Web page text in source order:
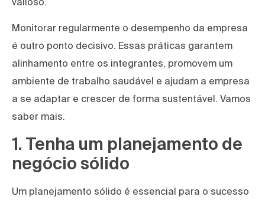
Monitorar regularmente o desempenho da empresa
é outro ponto decisivo. Essas práticas garantem
alinhamento entre os integrantes, promovem um
ambiente de trabalho saudável e ajudam a empresa
a se adaptar e crescer de forma sustentável. Vamos
saber mais.
1. Tenha um planejamento de
negócio sólido
Um planejamento sólido é essencial para o sucesso